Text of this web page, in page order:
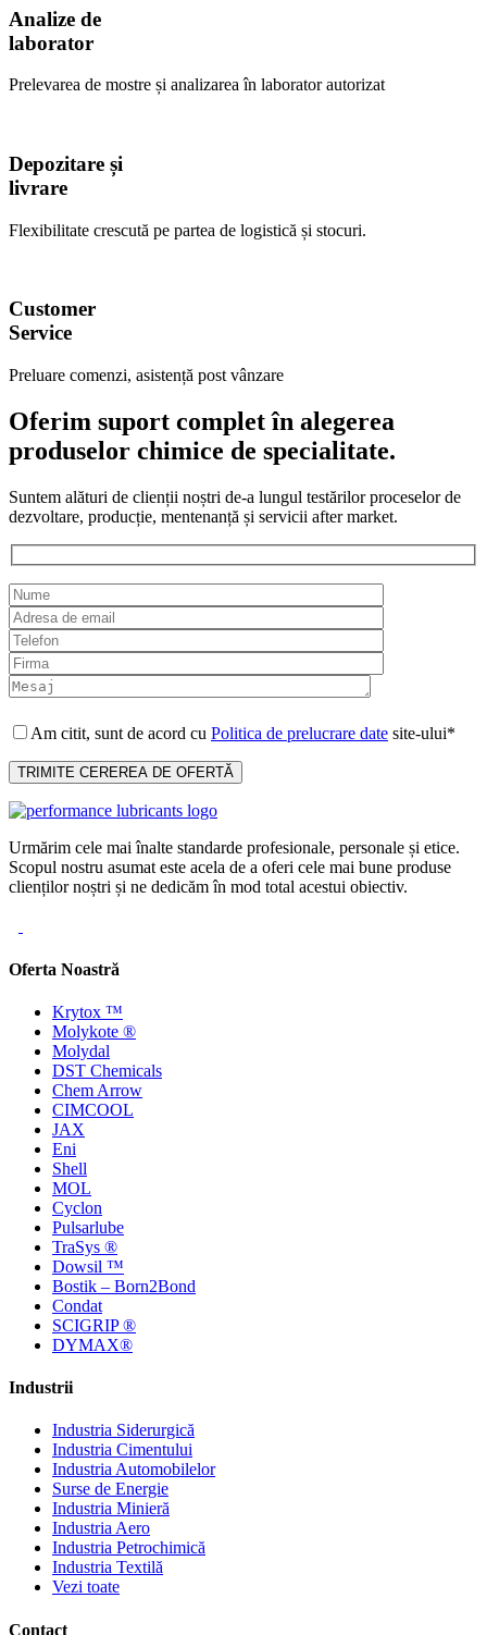
Analize de
laborator
Prelevarea de mostre și analizarea în laborator autorizat
Depozitare și
livrare
Flexibilitate crescută pe partea de logistică și stocuri.
Customer
Service
Preluare comenzi, asistență post vânzare
Oferim suport complet în alegerea
produselor chimice de specialitate.
Suntem alături de clienții noștri de-a lungul testărilor proceselor de
dezvoltare, producție, mentenanță și servicii after market.
Am citit, sunt de acord cu Politica de prelucrare date site-ului*
Urmărim cele mai înalte standarde profesionale, personale și etice.
Scopul nostru asumat este acela de a oferi cele mai bune produse
clienților noștri și ne dedicăm în mod total acestui obiectiv.
Oferta Noastră
Krytox ™
Molykote ®
Molydal
DST Chemicals
Chem Arrow
CIMCOOL
JAX
Eni
Shell
MOL
Cyclon
Pulsarlube
TraSys ®
Dowsil ™
Bostik – Born2Bond
Condat
SCIGRIP ®
DYMAX®
Industrii
Industria Siderurgică
Industria Cimentului
Industria Automobilelor
Surse de Energie
Industria Minieră
Industria Aero
Industria Petrochimică
Industria Textilă
Vezi toate
Contact